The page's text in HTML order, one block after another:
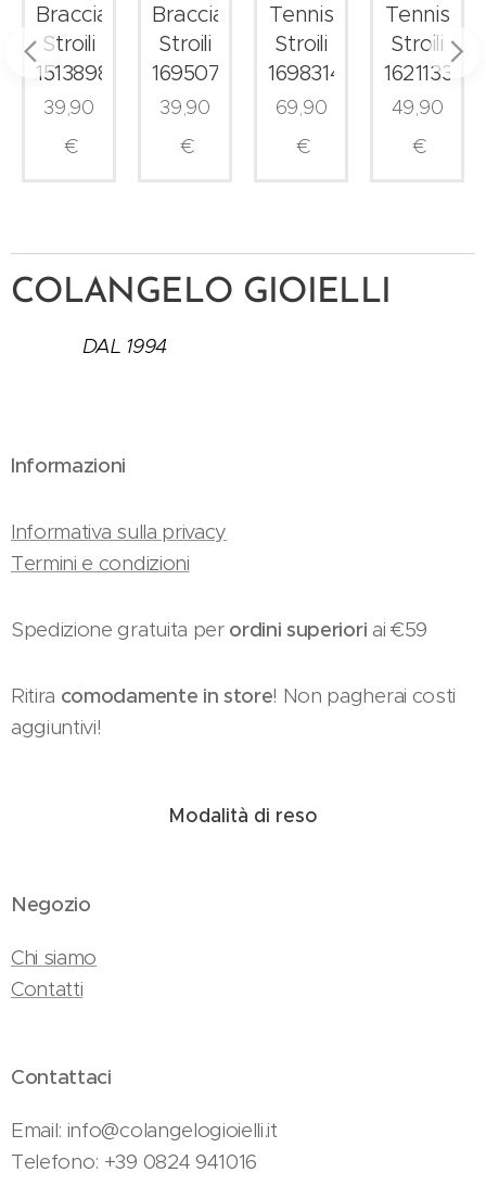
Bracciale
Stroili
1513898
39,90
€
Bracciale
Stroili
1695075
39,90
€
Tennis
Stroili
1698314
69,90
€
Tennis
Stroili
1621133
49,90
€
COLANGELO GIOIELLI
DAL 1994
Informazioni
Informativa sulla privacy
Termini e condizioni
Spedizione gratuita perordini superiori ai €59
Ritira comodamente in store! Non pagherai costi
aggiuntivi!
Modalità di reso
Negozio
Chi siamo
Contatti
Contattaci
Email: info@colangelogioielli.it
Telefono: +39 0824 941016